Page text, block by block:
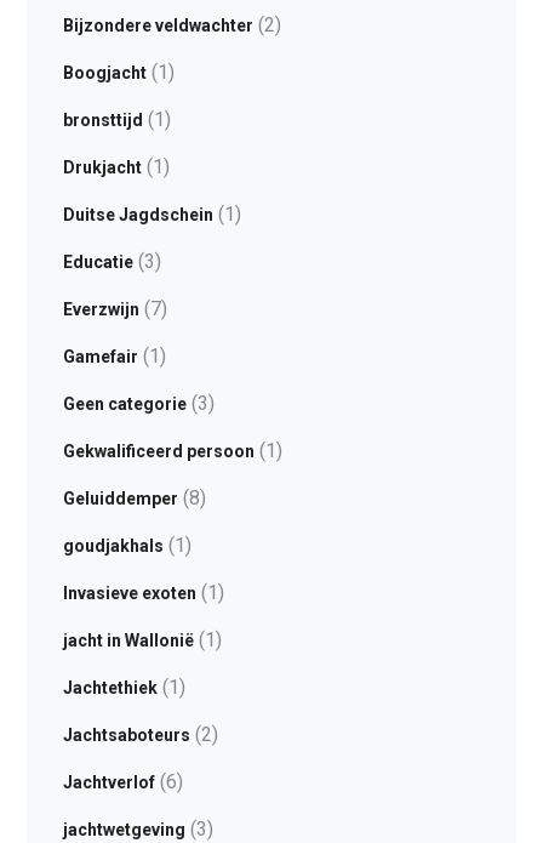
Bijzondere veldwachter (2)
Boogjacht(1)
bronsttijd (1)
Drukjacht(1)
Duitse Jagdschein (1)
Educatie(3)
Everzwijn (7)
Gamefair (1)
Geen categorie(3)
Gekwalificeerd persoon (1)
Geluiddemper (8)
goudjakhals (1)
Invasieve exoten (1)
jacht in Wallonië(1)
Jachtethiek(1)
Jachtsaboteurs (2)
Jachtverlof(6)
jachtwetgeving (3)